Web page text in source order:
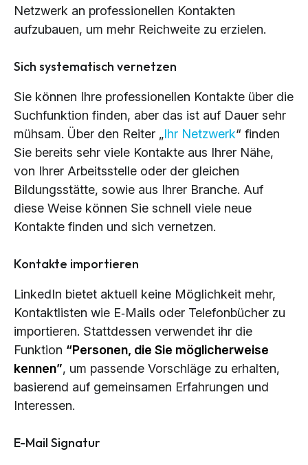
Netzwerk an professionellen Kontakten
aufzubauen, um mehr Reichweite zu erzielen.
Sich systematisch vernetzen
Sie können Ihre professionellen Kontakte über die
Suchfunktion finden, aber das ist auf Dauer sehr
mühsam. Über den Reiter „Ihr Netzwerk“ finden
Sie bereits sehr viele Kontakte aus Ihrer Nähe,
von Ihrer Arbeitsstelle oder der gleichen
Bildungsstätte, sowie aus Ihrer Branche. Auf
diese Weise können Sie schnell viele neue
Kontakte finden und sich vernetzen.
Kontakte importieren
LinkedIn bietet aktuell keine Möglichkeit mehr,
Kontaktlisten wie E‑Mails oder Telefonbücher zu
importieren. Stattdessen verwendet ihr die
Funktion “Personen, die Sie möglicherweise
kennen”, um passende Vorschläge zu erhalten,
basierend auf gemeinsamen Erfahrungen und
Interessen.
E-Mail Signatur